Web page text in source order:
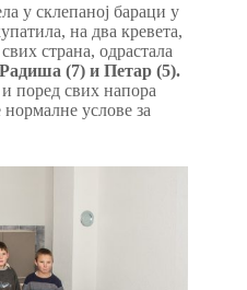
у склепаној бараци у
на два кревета,
страна, одрастала
(7) и Петар (5).
и поред свих напора
нормалне услове за